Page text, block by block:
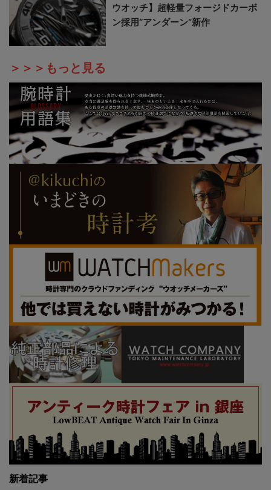
ウオッチ】超軽量フォージドカーボ
ン採用“アンダーン”新作
＞＞＞もっと見る
新着記事